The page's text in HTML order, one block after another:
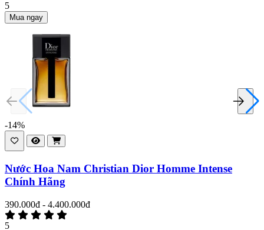
5
Mua ngay
-14%
Nước Hoa Nam Christian Dior Homme Intense
Chính Hãng
390.000đ - 4.400.000đ
5